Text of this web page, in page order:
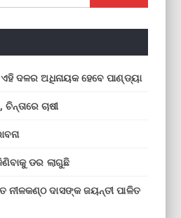
ଦଳର ଅଧିନାୟକ ହେବେ ପାଣ୍ଡ୍ୟା
ଚାଷୀ
ଡର ଲାଗୁଛି
ନୀଳକଣ୍ଠ ଦାସଙ୍କ ଜୟନ୍ତୀ ପାଳିତ